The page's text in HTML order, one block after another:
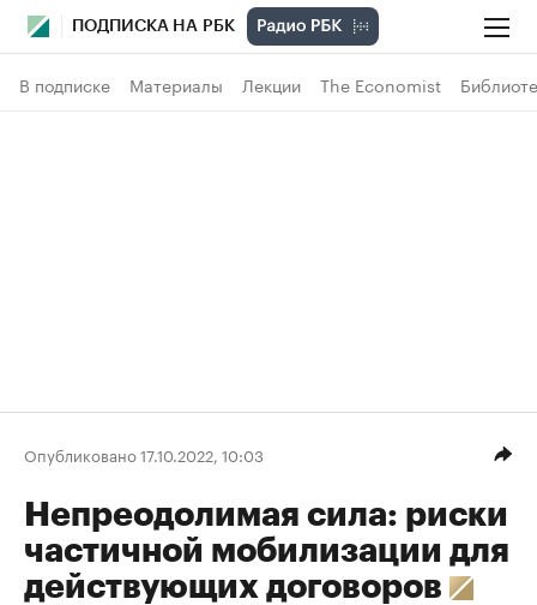
ПОДПИСКА НА РБК
В подписке Материалы Лекции The Economist
Опубликовано 17.10.2022, 10:03
Непреодолимая сила: риски
частичной мобилизации для
действующих договоров